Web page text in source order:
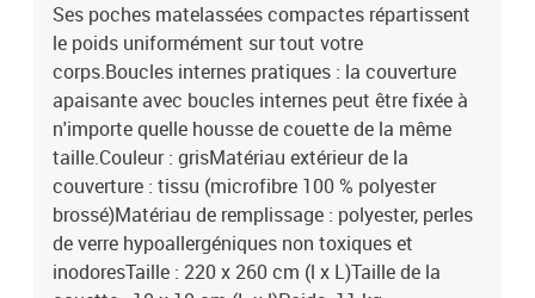
Ses poches matelassées compactes répartissent
le poids uniformément sur tout votre
corps.Boucles internes pratiques : la couverture
apaisante avec boucles internes peut être fixée à
n'importe quelle housse de couette de la même
taille.Couleur : grisMatériau extérieur de la
couverture : tissu (microfibre 100 % polyester
brossé)Matériau de remplissage : polyester, perles
de verre hypoallergéniques non toxiques et
inodoresTaille : 220 x 260 cm (l x L)Taille de la